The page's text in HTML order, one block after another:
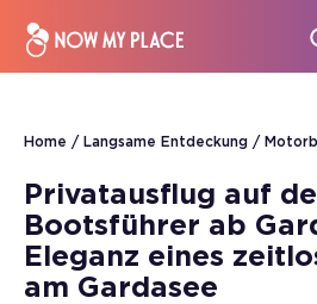
Home Langsame Entdeckung
Privatausflug auf
Bootsführer ab
Eleganz eines
am Gardasee